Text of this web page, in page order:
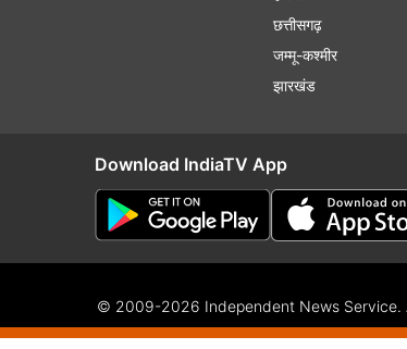
छत्तीसगढ़
जम्मू-कश्मीर
झारखंड
Download IndiaTV App
© 2009-2026 Independent News Service.
Terms Of Use Privacy Policy CSR Policy